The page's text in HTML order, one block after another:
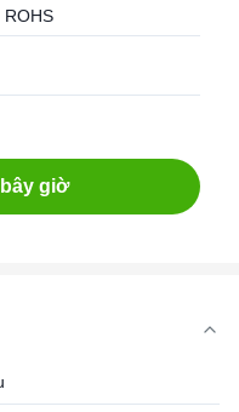
ROHS
giờ